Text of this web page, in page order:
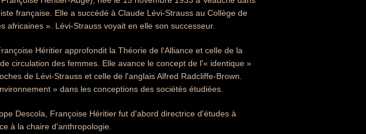
française. Elle a succédé à Claude Lévi-Strauss au Collège de
». Lévi-Strauss voyait en elle son successeur.
Héritier approfondit la Théorie de l'Alliance et celle de la
circulation des femmes. Elle avance le concept de l'« identique »
de Lévi-Strauss et celle de l'anglais Alfred Radcliffe-Brown.
» dans les conceptions des sociétés étudiées.
Descola, Françoise Héritier fut d'abord directrice d'études à
à la chaire d'anthropologie.